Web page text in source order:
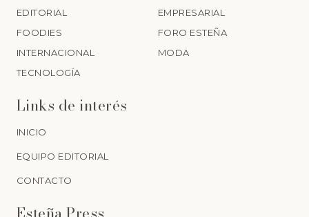
EDITORIAL
EMPRESARIAL
FOODIES
FORO ESTEÑA
INTERNACIONAL
MODA
TECNOLOGÍA
Links de interés
INICIO
EQUIPO EDITORIAL
CONTACTO